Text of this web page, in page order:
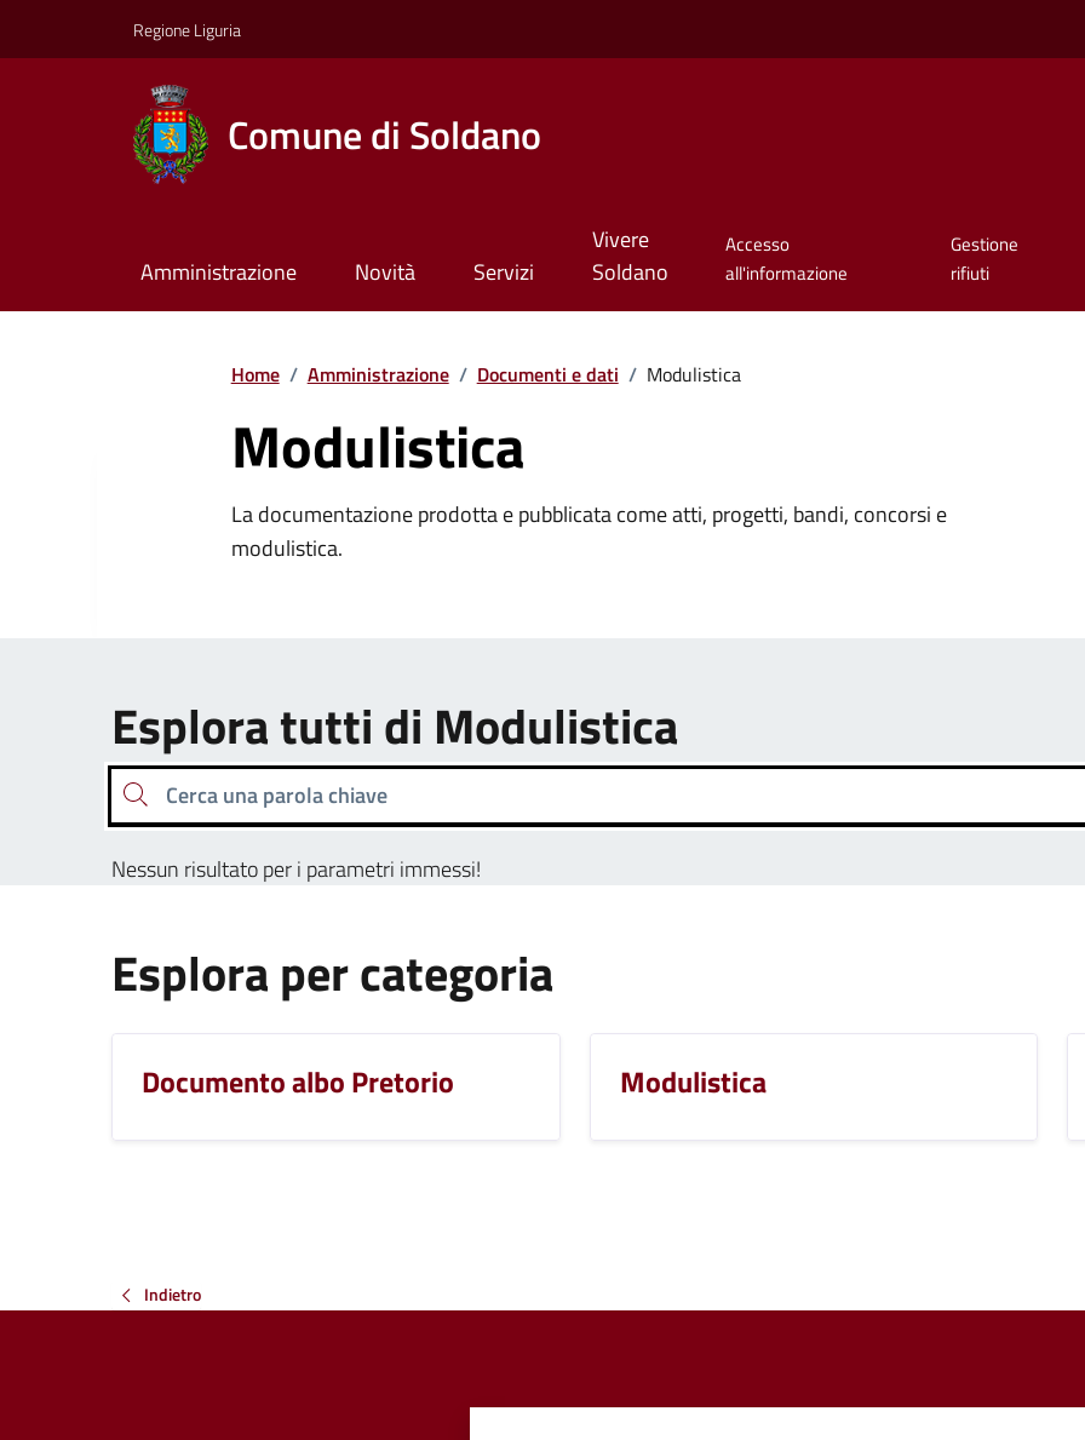
Regione Liguria
Comune di Soldano
Amministrazione Novità Servizi
Vivere
Soldano
Accesso
all'informazione
Gestione
rifiuti
Home / Amministrazione / Documenti e dati / Modulistica
Modulistica
La documentazione prodotta e pubblicata come atti, progetti, bandi, concorsi e
modulistica.
Esplora tutti di Modulistica
Cerca una parola chiave
Nessun risultato per i parametri immessi!
Esplora per categoria
Documento albo Pretorio Modulistica
Indietro